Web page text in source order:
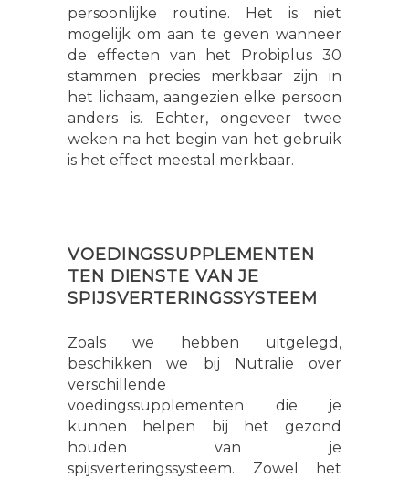
persoonlijke routine. Het is niet
mogelijk om aan te geven wanneer
de effecten van het Probiplus 30
stammen precies merkbaar zijn in
het lichaam, aangezien elke persoon
anders is. Echter, ongeveer twee
weken na het begin van het gebruik
is het effect meestal merkbaar.
VOEDINGSSUPPLEMENTEN
TEN DIENSTE VAN JE
SPIJSVERTERINGSSYSTEEM
Zoals we hebben uitgelegd,
beschikken we bij Nutralie over
verschillende
voedingssupplementen die je
kunnen helpen bij het gezond
houden van je
spijsverteringssysteem. Zowel het